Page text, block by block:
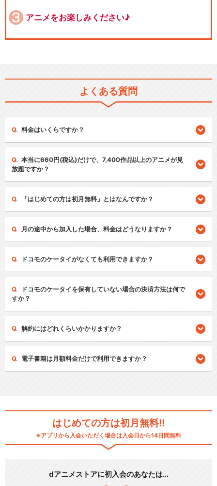
アニメをお楽しみください♪
よくある質問
料金はいくらですか？
本当に660円(税込)だけで、7,400作品以上のアニメが見
放題ですか？
「はじめての方は初月無料」とはなんですか？
月の途中から加入した場合、料金はどうなりますか？
ドコモのケータイがなくても利用できますか？
ドコモのケータイを保有していない場合の決済方法は何で
すか？
解約にはどれくらいかかりますか？
電子書籍は月額料金だけで利用できますか？
はじめての方は初月無料!!
※アプリから入会いただく場合は入会日から14日間無料
dアニメストアに初入会のあなたは…